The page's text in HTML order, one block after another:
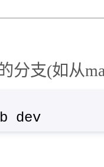
分支(如从
dev